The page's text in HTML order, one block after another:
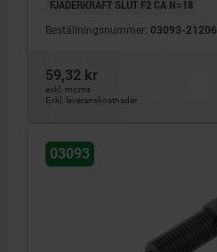
FJÄDERKRAFT SLUT F2 CA N=18
Beställningsnummer: 03093-21206
59,32 kr
exkl. moms
Exkl. leveranskostnader
03093